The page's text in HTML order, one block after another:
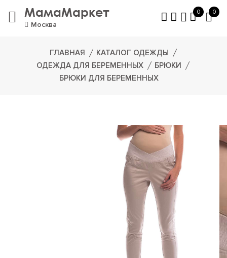
МамаМаркет
Москва
0 0
ГЛАВНАЯ
КАТАЛОГ ОДЕЖДЫ
ОДЕЖДА ДЛЯ БЕРЕМЕННЫХ
БРЮКИ
БРЮКИ ДЛЯ БЕРЕМЕННЫХ